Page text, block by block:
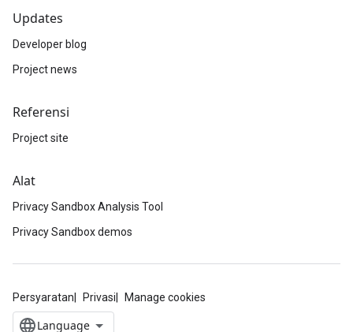
Updates
Developer blog
Project news
Referensi
Project site
Alat
Privacy Sandbox Analysis Tool
Privacy Sandbox demos
Persyaratan Privasi Manage cookies